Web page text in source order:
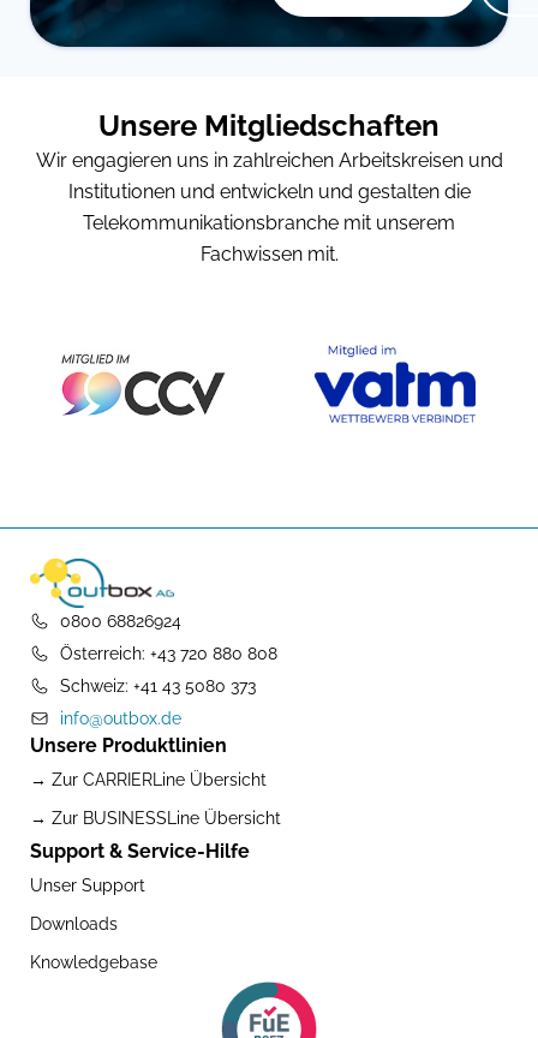
Unsere Mitgliedschaften
Wir engagieren uns in zahlreichen Arbeitskreisen und
Institutionen und entwickeln und gestalten die
Telekommunikationsbranche mit unserem
Fachwissen mit.
0800 68826924
Österreich: +43 720 880 808
Schweiz: +41 43 5080 373
info@outbox.de
Unsere Produktlinien
→ Zur CARRIERLine Übersicht
→ Zur BUSINESSLine Übersicht
Support & Service-Hilfe
Unser Support
Downloads
Knowledgebase